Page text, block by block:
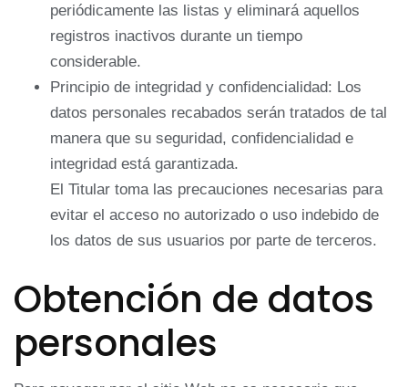
periódicamente las listas y eliminará aquellos
registros inactivos durante un tiempo
considerable.
Principio de integridad y confidencialidad: Los
datos personales recabados serán tratados de tal
manera que su seguridad, confidencialidad e
integridad está garantizada.
El Titular toma las precauciones necesarias para
evitar el acceso no autorizado o uso indebido de
los datos de sus usuarios por parte de terceros.
Obtención de datos
personales